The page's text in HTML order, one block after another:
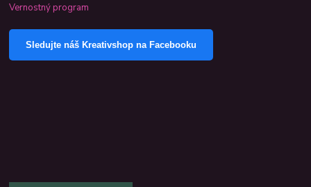
Vernostný program
Sledujte náš Kreativshop na Facebooku